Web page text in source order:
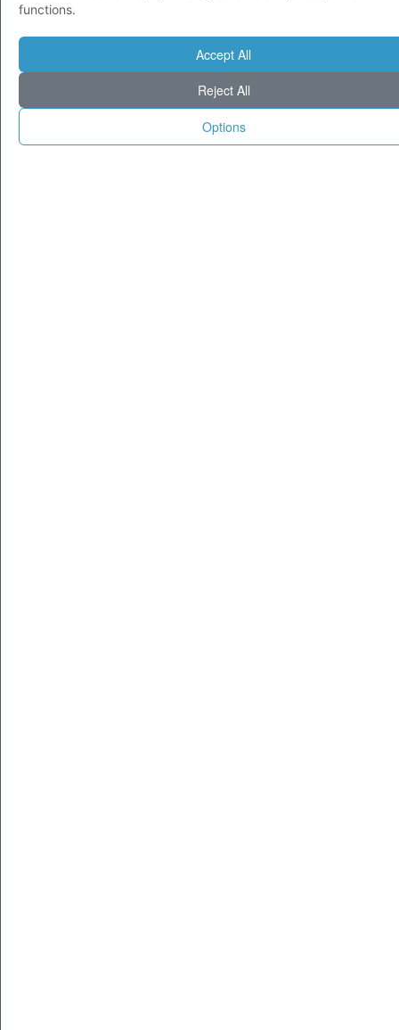
functions.
Accept All
Reject All
Options